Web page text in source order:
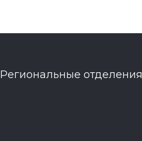
Региональные отделения